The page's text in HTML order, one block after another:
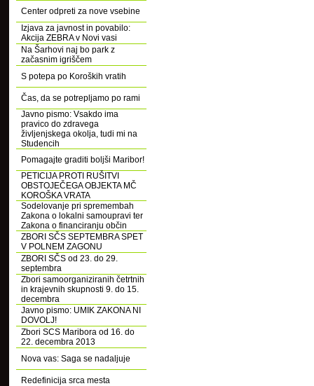
Center odpreti za nove vsebine
Izjava za javnost in povabilo:
Akcija ZEBRA v Novi vasi
Na Šarhovi naj bo park z
začasnim igriščem
S potepa po Koroških vratih
Čas, da se potrepljamo po rami
Javno pismo: Vsakdo ima
pravico do zdravega
življenjskega okolja, tudi mi na
Studencih
Pomagajte graditi boljši Maribor!
PETICIJA PROTI RUŠITVI
OBSTOJEČEGA OBJEKTA MČ
KOROŠKA VRATA
Sodelovanje pri spremembah
Zakona o lokalni samoupravi ter
Zakona o financiranju občin
ZBORI SČS SEPTEMBRA SPET
V POLNEM ZAGONU
ZBORI SČS od 23. do 29.
septembra
Zbori samoorganiziranih četrtnih
in krajevnih skupnosti 9. do 15.
decembra
Javno pismo: UMIK ZAKONA NI
DOVOLJ!
Zbori SCS Maribora od 16. do
22. decembra 2013
Nova vas: Saga se nadaljuje
Redefinicija srca mesta